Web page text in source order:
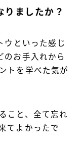
りましたか？
ウといった感じ
のお手入れから
トを学べた気が
こと、全て忘れ
てよかったで